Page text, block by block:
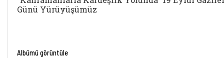
Günü Yürüyüşümüz
Albümü görüntüle